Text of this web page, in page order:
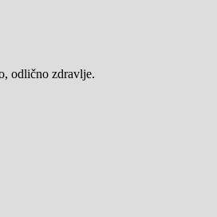
odlično zdravlje.